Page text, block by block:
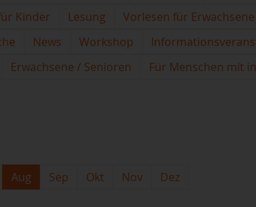
Kinder Lesung Vorlesen für Erwachsene
News Workshop
Erwachsene / Senioren Für Menschen mit
Aug Sep Okt Nov Dez